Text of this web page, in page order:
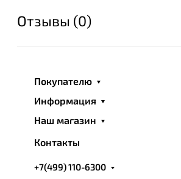
дизайнера Идиль Тарзи. Этот бренд
во всем мире. Успешный тандем
дизайнера получил необычайную
в рамках кампании по
национальных брендов.
В течение короткого времени
Отзывы (0)
Покупателю
Информация
Наш магазин
Контакты
+7(499) 110-6300